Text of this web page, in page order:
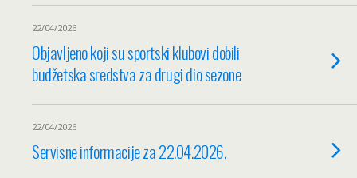
22/04/2026
Objavljeno koji su sportski klubovi dobili
budžetska sredstva za drugi dio sezone
22/04/2026
Servisne informacije za 22.04.2026.